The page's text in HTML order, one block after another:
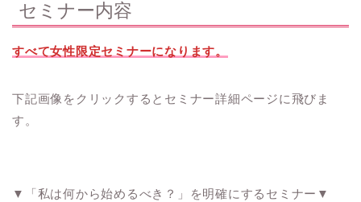
セミナー内容
すべて女性限定セミナーになります。
下記画像をクリックするとセミナー詳細ページに飛びま
す。
▼「私は何から始めるべき？」を明確にするセミナー▼